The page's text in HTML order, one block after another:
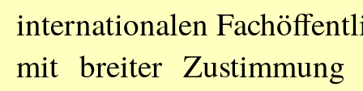
internationalen
mit breiter Zustimmung